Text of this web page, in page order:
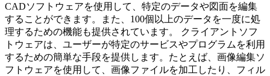
CADソフトウェアを使用して、特定のデータや図面を編集
することができます。また、100個以上のデータを一度に処
理するための機能も提供されています。 クライアントソフ
トウェアは、ユーザーが特定のサービスやプログラムを利用
するための簡単な手段を提供します。たとえば、画像編集ソ
フトウェアを使用して、画像ファイルを加工したり、フィル